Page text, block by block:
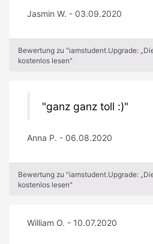
Jasmin W. - 03.09.2020
Bewertung zu "iamstudent.Upgrade:
kostenlos lesen"
ganz ganz toll :)
Anna P. - 06.08.2020
Bewertung zu "iamstudent.Upgrade:
kostenlos lesen"
William O. - 10.07.2020